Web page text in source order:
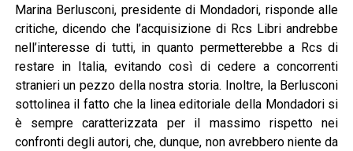
Marina Berlusconi, presidente di Mondadori, risponde alle
critiche, dicendo che l’acquisizione di Rcs Libri andrebbe
nell’interesse di tutti, in quanto permetterebbe a Rcs di
restare in Italia, evitando così di cedere a concorrenti
stranieri un pezzo della nostra storia. Inoltre, la Berlusconi
sottolinea il fatto che la linea editoriale della Mondadori si
è sempre caratterizzata per il massimo rispetto nei
confronti degli autori, che, dunque, non avrebbero niente da